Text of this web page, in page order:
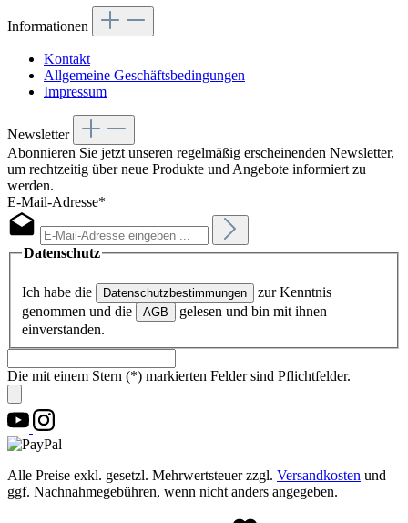
Informationen
Kontakt
Allgemeine Geschäftsbedingungen
Impressum
Newsletter
Abonnieren Sie jetzt unseren regelmäßig erscheinenden Newsletter,
um rechtzeitig über neue Produkte und Angebote informiert zu
werden.
E-Mail-Adresse*
Datenschutz
Ich habe die Datenschutzbestimmungen
zur Kenntnis
genommen und die
AGB
gelesen und bin mit ihnen
einverstanden.
Die mit einem Stern (*) markierten Felder sind Pflichtfelder.
Alle Preise exkl. gesetzl. Mehrwertsteuer zzgl. Versandkosten und
ggf. Nachnahmegebühren, wenn nicht anders angegeben.